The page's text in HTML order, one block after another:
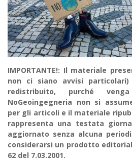
IMPORTANTE!: Il materiale
non ci siano avvisi
redistribuito, purché
NoGeoingegneria non si
per gli articoli e il materiale
rappresenta una testata
aggiornato senza alcuna
considerarsi un prodotto
62 del 7.03.2001.